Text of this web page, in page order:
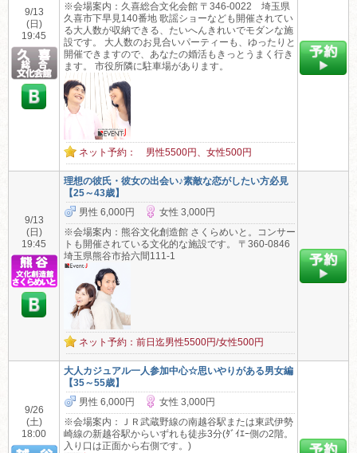
9/13
(日)
19:45
※会場案内：久喜総合文化会館 〒346-0022 埼玉県
久喜市下早見140番地 歌謡ショーなども開催されてい
る大人数が収納できる、たいへんきれいでモダンな施
設です。 大人数のお見合いパーティーも、ゆったりと
開催できますので、あなたの婚活もきっとうまく行き
ます。 市役所隣に駐車場があります。
ネット予約： 男性5500円、女性500円
9/13
(日)
19:45
理想の彼氏・彼女の出会い♪素敵な恋がしたい方必見
【25～43歳】
男性 6,000円
女性 3,000円
※会場案内：熊谷文化創造館 さくらめいと。コンサー
トも開催されている文化的な施設です。 〒360-0846
埼玉県熊谷市拾六間111-1
ネット予約：前日迄男性5500円/女性500円
9/26
(土)
18:00
大人カジュアル一人参加中心☆思いやりがある男女編
【35～55歳】
男性 6,000円
女性 3,000円
※会場案内：ＪＲ武蔵野線の南越谷駅または東武伊勢
崎線の新越谷駅からいずれも徒歩3分(ﾀﾞｲｴｰ側の2階。
入り口は正面から右側です。)